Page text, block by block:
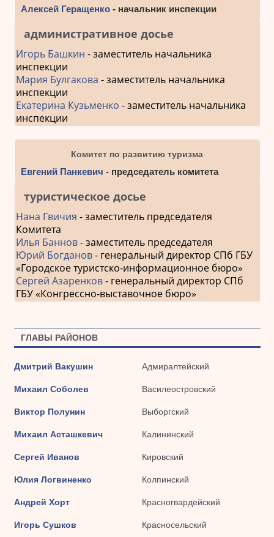
Алексей Геращенко- начальник инспекции
административное досье
Игорь Башкин - заместитель начальника
инспекции
Мария Булгакова - заместитель начальника
инспекции
Екатерина Кузьменко - заместитель начальника
инспекции
Комитет по развитию туризма
Евгений Панкевич - председатель комитета
туристическое досье
Нана Гвичия - заместитель председателя
Комитета
Илья Баннов- заместитель председателя
Юрий Богданов- генеральный директор СПб ГБУ
«Городское туристско-информационное бюро»
Сергей Азаренков- генеральный директор СПб
ГБУ «Конгрессно-выставочное бюро»
ГЛАВЫ РАЙОНОВ
Дмитрий Вакушин Адмиралтейский
Михаил Соболев Василеостровский
Виктор Полунин Выборгский
Михаил Асташкевич Калининский
Сергей Иванов Кировский
Юлия Логвиненко Колпинский
Андрей Хорт Красногвардейский
Игорь Сушков Красносельский